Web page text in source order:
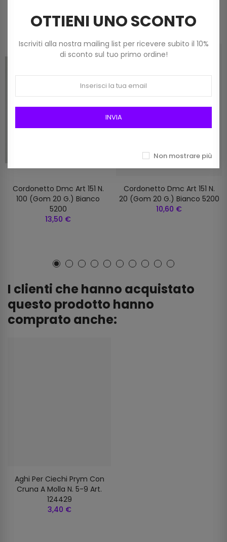
Prodotti della stessa categoria
Cordonetto Dmc Art 151 N.
100 (gom 20 G.) Bianco
5200
13,50 €
Cordonetto Dmc Art 151 N.
20 (gom 20 G.) Bianco 5200
10,60 €
I clienti che hanno acquistato
questo prodotto hanno
comprato anche:
Aghi Per Ciechi Prym Con
Cruna A Molla N. 5-9 Art.
124429
3,40 €
OTTIENI UNO SCONTO
Iscriviti alla nostra mailing list per ricevere subito il 10%
di sconto sul tuo primo ordine!
INVIA
Non mostrare più